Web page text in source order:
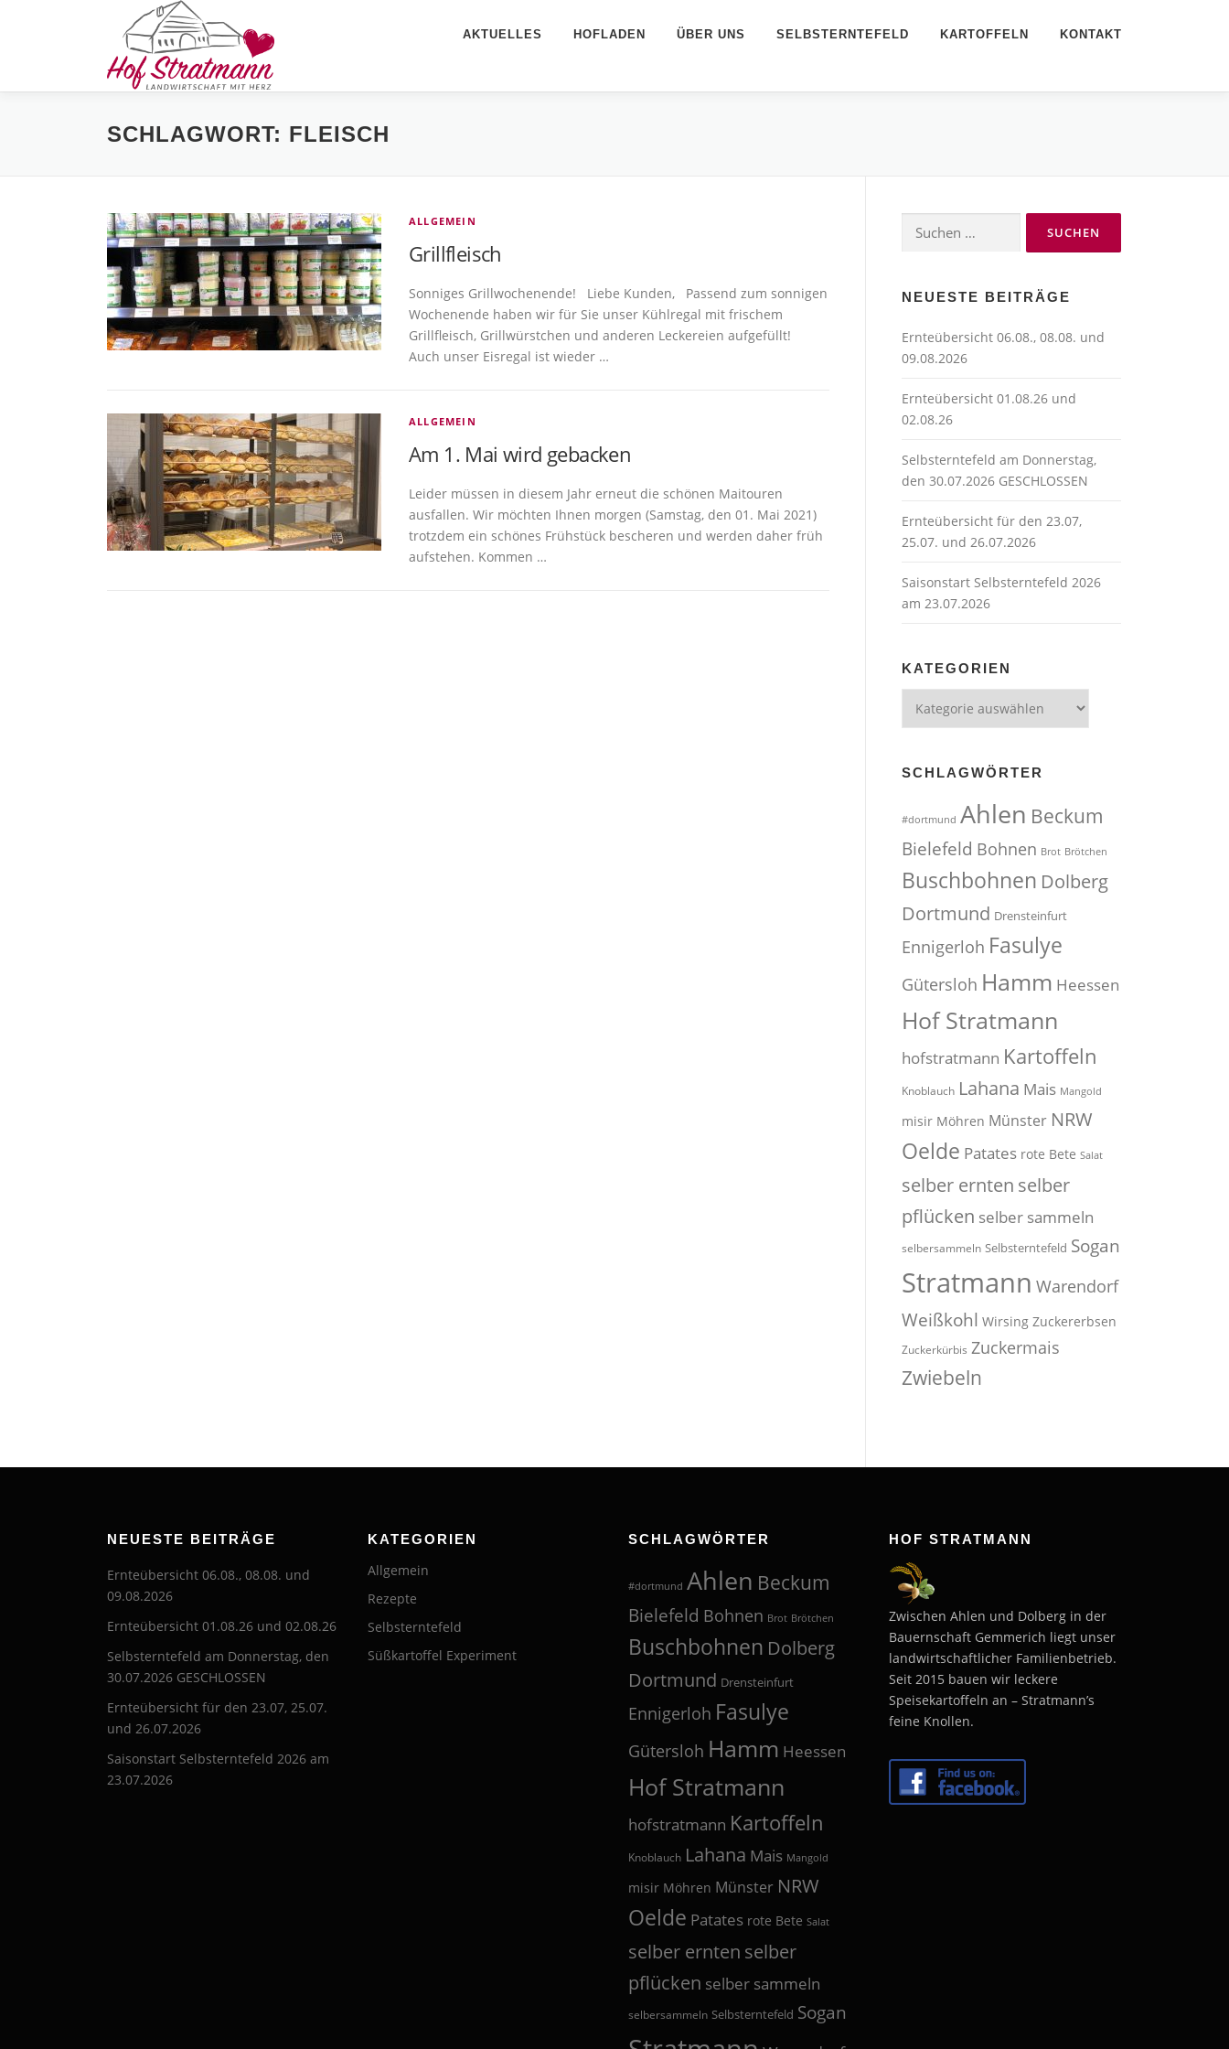
AKTUELLES HOFLADEN ÜBER UNS SELBSTERNTEFELD KARTOFFELN KONTAKT
SCHLAGWORT: FLEISCH
ALLGEMEIN
Grillfleisch
Sonniges Grillwochenende! Liebe Kunden, Passend zum sonnigen
Wochenende haben wir für Sie unser Kühlregal mit frischem
Grillfleisch, Grillwürstchen und anderen Leckereien aufgefüllt!
Auch unser Eisregal ist wieder …
ALLGEMEIN
Am 1. Mai wird gebacken
Leider müssen in diesem Jahr erneut die schönen Maitouren
ausfallen. Wir möchten Ihnen morgen (Samstag, den 01. Mai 2021)
trotzdem ein schönes Frühstück bescheren und werden daher früh
aufstehen. Kommen …
Suchen
nach:
NEUESTE BEITRÄGE
Ernteübersicht 06.08., 08.08. und
09.08.2026
Ernteübersicht 01.08.26 und
02.08.26
Selbsterntefeld am Donnerstag,
den 30.07.2026 GESCHLOSSEN
Ernteübersicht für den 23.07,
25.07. und 26.07.2026
Saisonstart Selbsterntefeld 2026
am 23.07.2026
KATEGORIEN
SCHLAGWÖRTER
#dortmund Ahlen Beckum
Bielefeld Bohnen Brot Brötchen
Buschbohnen Dolberg
Dortmund Drensteinfurt
Ennigerloh Fasulye
Gütersloh Hamm Heessen
Hof Stratmann
hofstratmann Kartoffeln
Knoblauch Lahana Mais Mangold
misir Möhren Münster NRW
Oelde Patates rote Bete Salat
selber ernten selber
pflücken selber sammeln
selbersammeln Selbsterntefeld Sogan
Stratmann Warendorf
Weißkohl Wirsing Zuckererbsen
Zuckerkürbis Zuckermais
Zwiebeln
NEUESTE BEITRÄGE
Ernteübersicht 06.08., 08.08. und
09.08.2026
Ernteübersicht 01.08.26 und 02.08.26
Selbsterntefeld am Donnerstag, den
30.07.2026 GESCHLOSSEN
Ernteübersicht für den 23.07, 25.07.
und 26.07.2026
Saisonstart Selbsterntefeld 2026 am
23.07.2026
KATEGORIEN
Allgemein
Rezepte
Selbsterntefeld
Süßkartoffel Experiment
SCHLAGWÖRTER
#dortmund Ahlen Beckum
Bielefeld Bohnen Brot Brötchen
Buschbohnen Dolberg
Dortmund Drensteinfurt
Ennigerloh Fasulye
Gütersloh Hamm Heessen
Hof Stratmann
hofstratmann Kartoffeln
Knoblauch Lahana Mais Mangold
misir Möhren Münster NRW
Oelde Patates rote Bete Salat
selber ernten selber
pflücken selber sammeln
selbersammeln Selbsterntefeld Sogan
HOF STRATMANN
Zwischen Ahlen und Dolberg in der
Bauernschaft Gemmerich liegt unser
landwirtschaftlicher Familienbetrieb.
Seit 2015 bauen wir leckere
Speisekartoffeln an – Stratmann’s
feine Knollen.